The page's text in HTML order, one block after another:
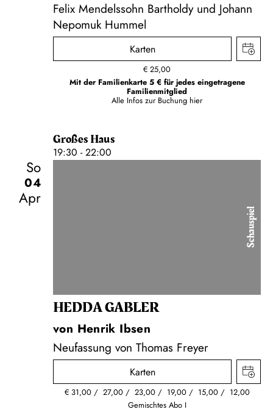
Felix Mendelssohn Bartholdy und Johann
Nepomuk Hummel
Karten
€ 25,00
Mit der Familienkarte 5 € für jedes eingetragene
Familienmitglied
Alle Infos zur Buchung hier
Großes Haus
19:30 - 22:00
So
04
Apr
Schauspiel
HEDDA GABLER
von Henrik Ibsen
Neufassung von Thomas Freyer
Karten
€ 31,00 27,00 23,00 19,00 15,00
12,00
Gemischtes Abo I